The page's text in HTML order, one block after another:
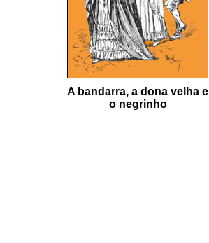
A bandarra, a dona velha e
o negrinho